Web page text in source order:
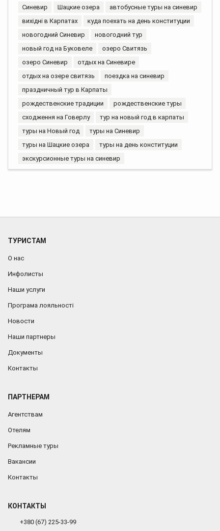
Синевир
Шацкие озера
автобусные туры на синевир
вихідні в Карпатах
куда поехать на день конституции
новогодний Синевир
новогодний тур
новый год на Буковеле
озеро Свитязь
озеро Синевир
отдых на Синевире
отдых на озере свитязь
поездка на синевир
праздничный тур в Карпаты
рождественские традиции
рождественские туры
сходження на Говерлу
тур на новый год в карпаты
туры на Новый год
туры на Синевир
туры на Шацкие озера
туры на день конституции
экскурсионные туры на синевир
ТУРИСТАМ
О нас
Инфолисты
Наши услуги
Програма лояльності
Новости
Наши партнеры
Документы
Контакты
ПАРТНЕРАМ
Агентствам
Отелям
Рекламные туры
Вакансии
Контакты
КОНТАКТЫ
+380 (67) 225-33-99